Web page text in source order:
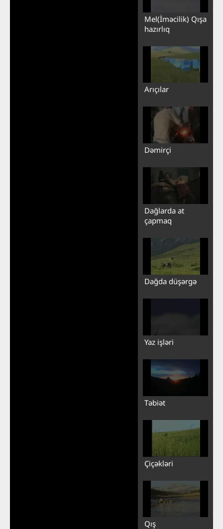
Mel(İməcilik) Qışa
hazırlıq
Arıçılar
Dəmirçi
Dağlarda at
çapmaq
Dağda düşərgə
Yaz işləri
Təbiət
Çiçəkləri
Qış